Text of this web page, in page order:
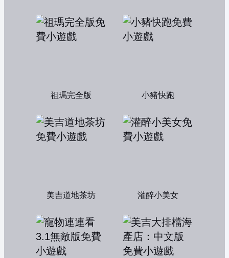
祖瑪完全版 小豬快跑
美吉道地茶坊 灌醉小美女